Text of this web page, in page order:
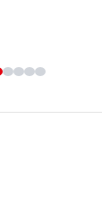
Bürosu